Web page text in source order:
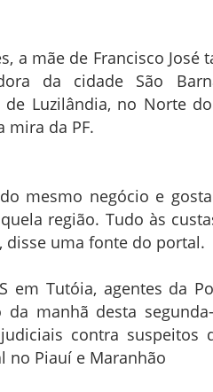
a mãe de Francisco José
da cidade São
Luzilândia, no Norte
mira da PF.
mesmo negócio e
região. Tudo às
uma fonte do portal.
em Tutóia, agentes da
manhã desta
contra suspeitos
no Piauí e Maranhão